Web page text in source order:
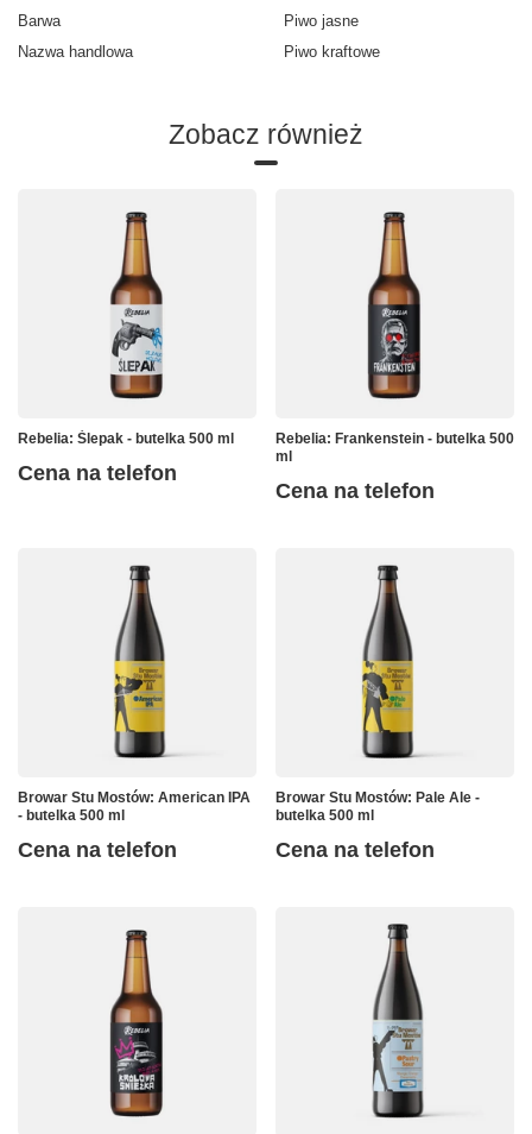
Barwa
Piwo jasne
Nazwa handlowa
Piwo kraftowe
Zobacz również
Rebelia: Ślepak - butelka 500 ml
Cena na telefon
Rebelia: Frankenstein - butelka 500
ml
Cena na telefon
Browar Stu Mostów: American IPA
- butelka 500 ml
Cena na telefon
Browar Stu Mostów: Pale Ale -
butelka 500 ml
Cena na telefon